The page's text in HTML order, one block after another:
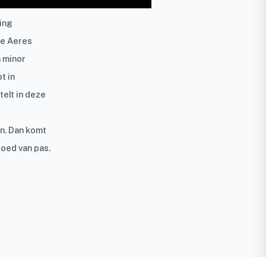
Aeres
minor
in
in deze
Dan komt
van pas.